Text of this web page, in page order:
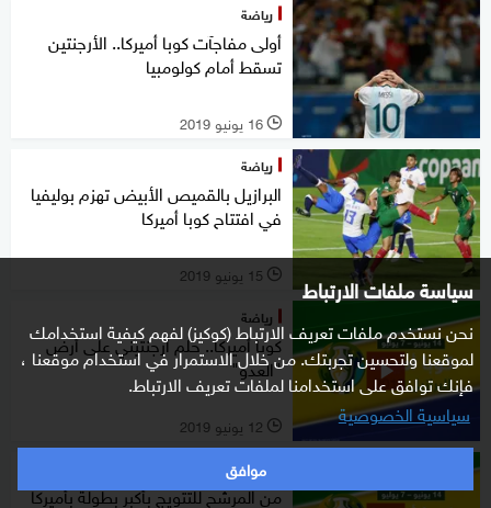
سياسة ملفات الارتباط
نحن نستخدم ملفات تعريف الارتباط (كوكيز) لفهم كيفية استخدامك
لموقعنا ولتحسين تجربتك. من خلال الاستمرار في استخدام موقعنا ،
فإنك توافق على استخدامنا لملفات تعريف الارتباط.
سياسية الخصوصية
موافق
رياضة
أولى مفاجآت كوبا أميركا.. الأرجنتين
تسقط أمام كولومبيا
l 16 يونيو 2019
رياضة
البرازيل بالقميص الأبيض تهزم بوليفيا
في افتتاح كوبا أميركا
l 15 يونيو 2019
رياضة
كوبا أميركا.. حلم أرجنتيني على أرض
"العدو"
l 12 يونيو 2019
ملاعب
من المرشح للتتويج بأكبر بطولة بأميركا